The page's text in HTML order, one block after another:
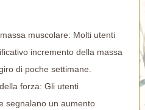
muscolare: Molti utenti
incremento della massa
di poche settimane.
forza: Gli utenti
segnalano un aumento